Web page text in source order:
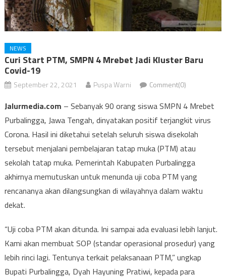
NEWS
Curi Start PTM, SMPN 4 Mrebet Jadi Kluster Baru
Covid-19
September 22, 2021 Puspa Warni Comment(0)
Jalurmedia.com – Sebanyak 90 orang siswa SMPN 4 Mrebet
Purbalingga, Jawa Tengah, dinyatakan positif terjangkit virus
Corona. Hasil ini diketahui setelah seluruh siswa disekolah
tersebut menjalani pembelajaran tatap muka (PTM) atau
sekolah tatap muka. Pemerintah Kabupaten Purbalingga
akhirnya memutuskan untuk menunda uji coba PTM yang
rencananya akan dilangsungkan di wilayahnya dalam waktu
dekat.
“Uji coba PTM akan ditunda. Ini sampai ada evaluasi lebih lanjut.
Kami akan membuat SOP (standar operasional prosedur) yang
lebih rinci lagi. Tentunya terkait pelaksanaan PTM,” ungkap
Bupati Purbalingga, Dyah Hayuning Pratiwi, kepada para